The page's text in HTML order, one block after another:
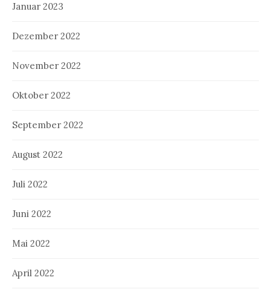
Januar 2023
Dezember 2022
November 2022
Oktober 2022
September 2022
August 2022
Juli 2022
Juni 2022
Mai 2022
April 2022